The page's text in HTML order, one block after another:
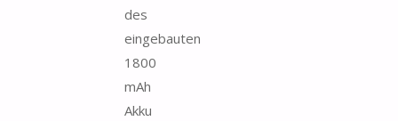
des
eingebauten
1800
mAh
Akku